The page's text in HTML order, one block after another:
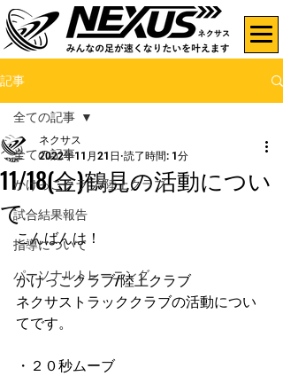
記事
全ての記事
かけっこクラブ/陸上クラブ
試合結果報告
指導について
パーソナルトレーニング
全ての記事
11/18(金)鶴見の活動につい
て
ネクサス
2022年11月21日 読了時間: 1分
こんばんは！
かけっこクラブ/陸上クラブ
ネクサストラッククラブの活動につい
てです。
・２０秒ムーブ